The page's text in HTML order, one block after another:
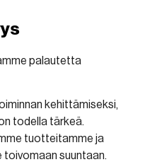
palautetta
kehittämiseksi,
todella tärkeä.
tuotteitamme ja
toivomaan suuntaan.